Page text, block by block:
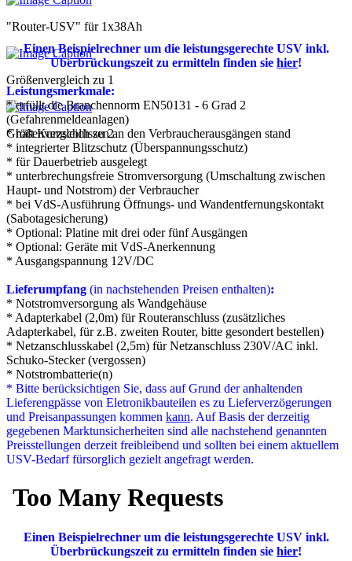
"Router-USV" für 1x38Ah
Größenvergleich zu 1
Größenvergleich zu 2
Einen Beispielrechner um die leistungsgerechte USV inkl.
Überbrückungszeit zu ermitteln finden sie hier!
Leistungsmerkmale:
* erfüllt die Branchennorm EN50131 - 6 Grad 2
(Gefahrenmeldeanlagen)
* hält Kurzschlüssen an den Verbraucherausgängen stand
* integrierter Blitzschutz (Überspannungsschutz)
* für Dauerbetrieb ausgelegt
* unterbrechungsfreie Stromversorgung (Umschaltung zwischen
Haupt- und Notstrom) der Verbraucher
* bei VdS-Ausführung Öffnungs- und Wandentfernungskontakt
(Sabotagesicherung)
* Optional: Platine mit drei oder fünf Ausgängen
* Optional: Geräte mit VdS-Anerkennung
* Ausgangspannung 12V/DC
Lieferumpfang (in nachstehenden Preisen enthalten):
* Notstromversorgung als Wandgehäuse
* Adapterkabel (2,0m) für Routeranschluss (zusätzliches
Adapterkabel, für z.B. zweiten Router, bitte gesondert bestellen)
* Netzanschlusskabel (2,5m) für Netzanschluss 230V/AC inkl.
Schuko-Stecker (vergossen)
* Notstrombatterie(n)
* Bitte berücksichtigen Sie, dass auf Grund der anhaltenden
Lieferengpässe von Eletronikbauteilen es zu Lieferverzögerungen
und Preisanpassungen kommen kann. Auf Basis der derzeitig
gegebenen Marktunsicherheiten sind alle nachstehend genannten
Preisstellungen derzeit freibleibend und sollten bei einem aktuellem
USV-Bedarf fürsorglich gezielt angefragt werden.
Einen Beispielrechner um die leistungsgerechte USV inkl.
Überbrückungszeit zu ermitteln finden sie hier!